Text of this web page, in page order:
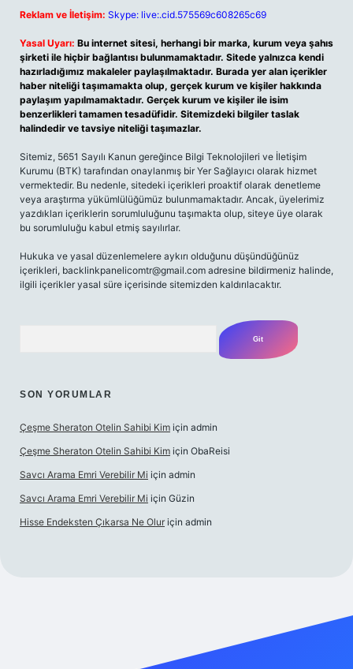
Reklam ve İletişim: Skype: live:.cid.575569c608265c69
Yasal Uyarı: Bu internet sitesi, herhangi bir marka, kurum veya şahıs
şirketi ile hiçbir bağlantısı bulunmamaktadır. Sitede yalnızca kendi
hazırladığımız makaleler paylaşılmaktadır. Burada yer alan içerikler
haber niteliği taşımamakta olup, gerçek kurum ve kişiler hakkında
paylaşım yapılmamaktadır. Gerçek kurum ve kişiler ile isim
benzerlikleri tamamen tesadüfidir. Sitemizdeki bilgiler taslak
halindedir ve tavsiye niteliği taşımazlar.
Sitemiz, 5651 Sayılı Kanun gereğince Bilgi Teknolojileri ve İletişim
Kurumu (BTK) tarafından onaylanmış bir Yer Sağlayıcı olarak hizmet
vermektedir. Bu nedenle, sitedeki içerikleri proaktif olarak denetleme
veya araştırma yükümlülüğümüz bulunmamaktadır. Ancak, üyelerimiz
yazdıkları içeriklerin sorumluluğunu taşımakta olup, siteye üye olarak
bu sorumluluğu kabul etmiş sayılırlar.
Hukuka ve yasal düzenlemelere aykırı olduğunu düşündüğünüz
içerikleri, backlinkpanelicomtr@gmail.com adresine bildirmeniz halinde,
ilgili içerikler yasal süre içerisinde sitemizden kaldırılacaktır.
SON YORUMLAR
Çeşme Sheraton Otelin Sahibi Kim için admin
Çeşme Sheraton Otelin Sahibi Kim için ObaReisi
Savcı Arama Emri Verebilir Mi için admin
Savcı Arama Emri Verebilir Mi için Güzin
Hisse Endeksten Çıkarsa Ne Olur için admin